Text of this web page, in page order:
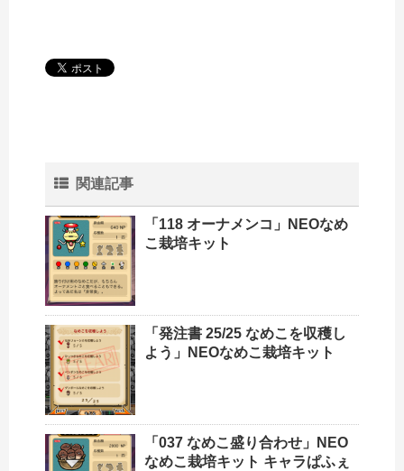
関連記事
「118 オーナメンコ」NEOなめ
こ栽培キット
「発注書 25/25 なめこを収穫し
よう」NEOなめこ栽培キット
「037 なめこ盛り合わせ」NEO
なめこ栽培キット キャラぱふぇ